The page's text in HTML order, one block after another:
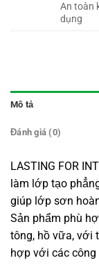
An toàn
dụng
Mô tả
Đánh giá (0)
LASTING FOR
làm lớp tạo
giúp lớp sơn
Sản phẩm phù
tông, hồ vữa, với
hợp với các